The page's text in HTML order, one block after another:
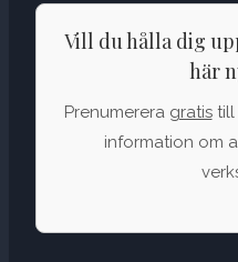
Vill du hålla dig
här
Prenumerera gratistill
information om